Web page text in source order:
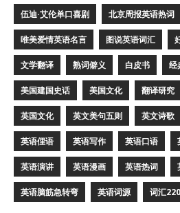
伍迪·艾伦单口喜剧 北京周报英语热词
唯美爱情英语名言 图说英语词汇
文学翻译 熟词僻义 白皮书 经
美国建国史话 美国文化 翻译研究
英国文化 英文美句五则 英文诗歌
英语俚语 英语写作 英语口语
英语演讲 英语漫画 英语热词
英语脑筋急转弯 英语词源 词汇